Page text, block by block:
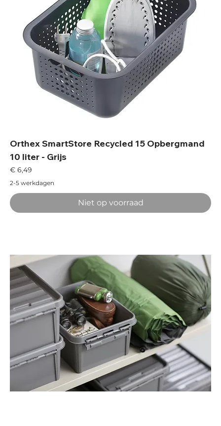
Orthex SmartStore Recycled 15 Opbergmand
10 liter - Grijs
Prijs
€ 6,49
2-5 werkdagen
Niet op voorraad